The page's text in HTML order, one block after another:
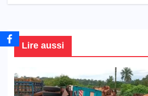
Lire aussi